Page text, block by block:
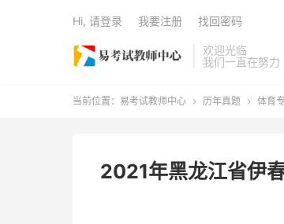
欢迎光临
我们一直在努力
Hi, 请登录 我要注册 找回密码
当前位置： 易考试教师中心  历年真题  体育
2021年黑龙江省伊